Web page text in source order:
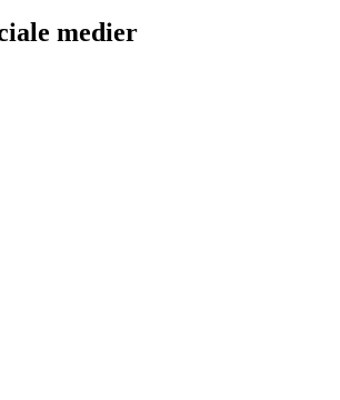
medier